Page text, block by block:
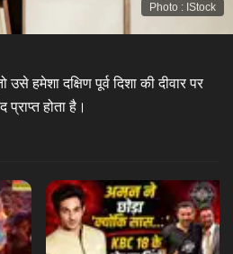
Photo : IStock
हमेशा दक्षिण पूर्व दिशा की दीवार पर
होता है।